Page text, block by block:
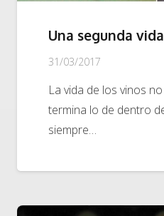
Una segunda
31/03/2017
La vida de los vinos
termina lo de dentro
siempre…